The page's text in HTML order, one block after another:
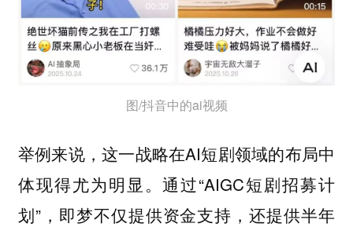
图/抖音中的ai视频
举例来说，这一战略在AI短剧领域的布局中
体现得尤为明显。通过“AIGC短剧招募计
划”，即梦不仅提供资金支持，还提供半年